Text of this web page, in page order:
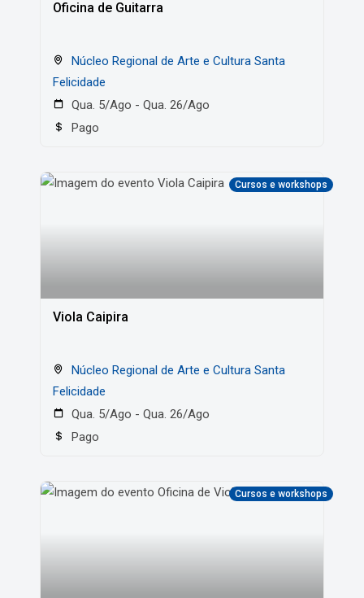
Oficina de Guitarra
Felicidade
Qua. 5/Ago - Qua. 26/Ago
Pago
Cursos e workshops
Viola Caipira
Felicidade
Qua. 5/Ago - Qua. 26/Ago
Pago
Cursos e workshops